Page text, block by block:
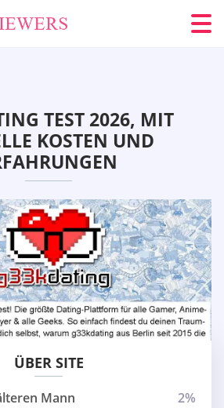
TEST 2026, MIT
KOSTEN UND
ÜBER SITE
Mann
2%